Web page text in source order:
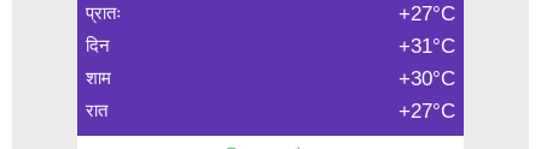
प्रातः +27°C
दिन +31°C
शाम +30°C
रात +27°C